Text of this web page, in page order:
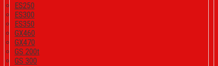
ES250
ES300
ES350
GX460
GX470
GS 200t
GS 300